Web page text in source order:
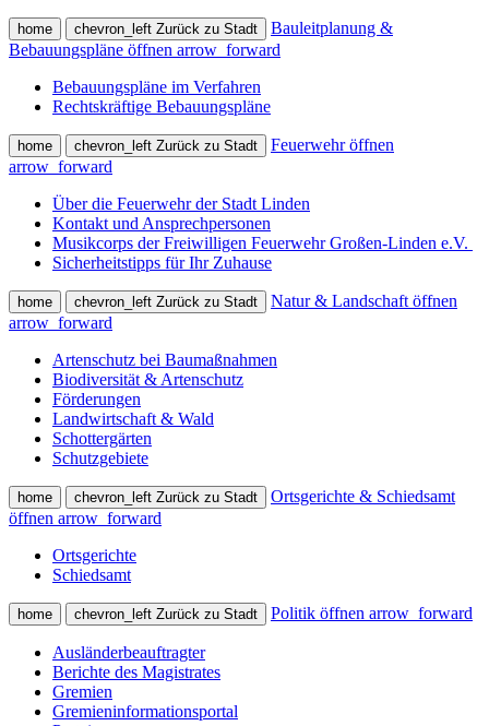
home chevron_left Zurück zu Stadt
Bauleitplanung &
Bebauungspläne öffnen arrow_forward
Bebauungspläne im Verfahren
Rechtskräftige Bebauungspläne
home chevron_left Zurück zu Stadt
Feuerwehr öffnen
arrow_forward
Über die Feuerwehr der Stadt Linden
Kontakt und Ansprechpersonen
Musikcorps der Freiwilligen Feuerwehr Großen-Linden e.V.
Sicherheitstipps für Ihr Zuhause
home chevron_left Zurück zu Stadt
Natur & Landschaft öffnen
arrow_forward
Artenschutz bei Baumaßnahmen
Biodiversität & Artenschutz
Förderungen
Landwirtschaft & Wald
Schottergärten
Schutzgebiete
home chevron_left Zurück zu Stadt
Ortsgerichte & Schiedsamt
öffnen arrow_forward
Ortsgerichte
Schiedsamt
home chevron_left Zurück zu Stadt Politik öffnen arrow_forward
Ausländerbeauftragter
Berichte des Magistrates
Gremien
Gremieninformationsportal